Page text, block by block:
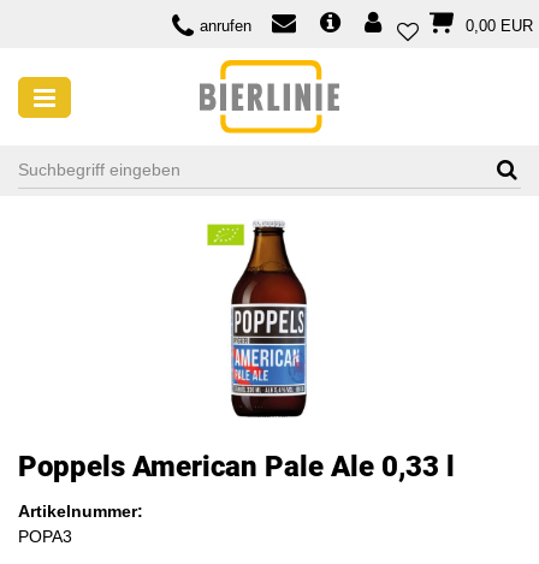
anrufen 0,00 EUR
Poppels American Pale Ale 0,33 l
Artikelnummer:
POPA3